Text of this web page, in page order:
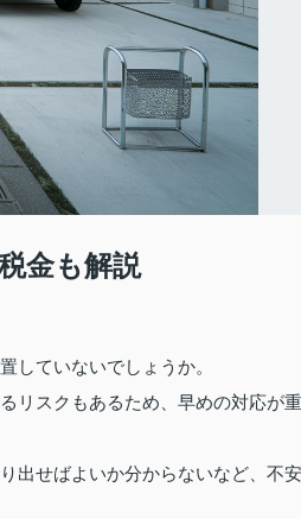
金も解説
していないでしょうか。
リスクもあるため、早めの対応が重
出せばよいか分からないなど、不安